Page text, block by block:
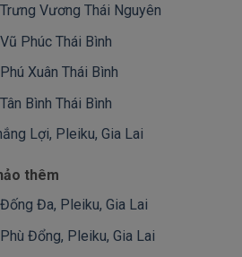
Vương Thái Nguyên
Phúc Thái Bình
Xuân Thái Bình
Bình Thái Bình
Lợi, Pleiku, Gia Lai
thêm
Đa, Pleiku, Gia Lai
Đổng, Pleiku, Gia Lai